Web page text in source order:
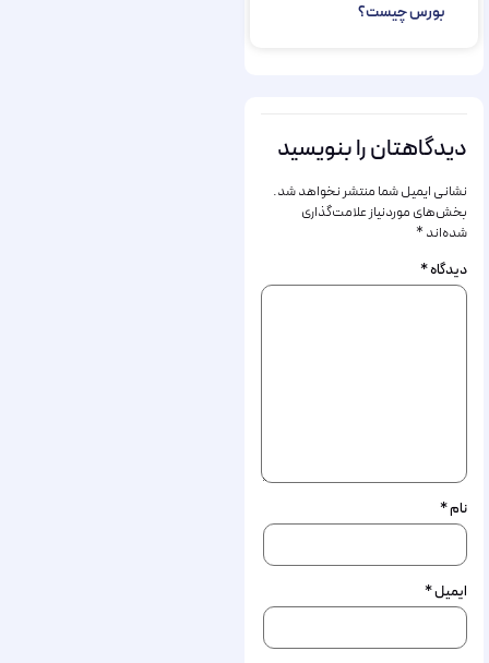
بورس چیست؟
دیدگاهتان را بنویسید
نشانی ایمیل شما منتشر نخواهد شد.
بخش‌های موردنیاز علامت‌گذاری
شده‌اند *
دیدگاه*
نام*
ایمیل*